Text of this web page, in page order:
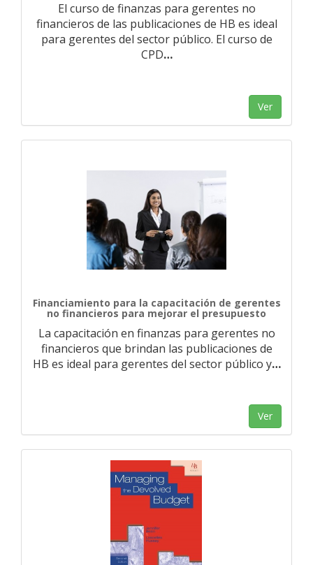
El curso de finanzas para gerentes no
financieros de las publicaciones de HB es ideal
para gerentes del sector público. El curso de
CPD…
Ver
Financiamiento para la capacitación de gerentes
no financieros para mejorar el presupuesto
La capacitación en finanzas para gerentes no
financieros que brindan las publicaciones de
HB es ideal para gerentes del sector público y…
Ver